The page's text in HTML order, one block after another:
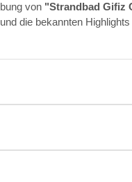
von "Strandbad Gifiz
die bekannten